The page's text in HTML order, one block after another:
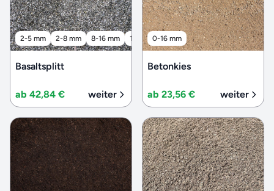
2-5 mm 2-8 mm 8-16 mm 16-32 mm 32-56 mm
Basaltsplitt
ab 42,84 € weiter
0-16 mm
Betonkies
ab 23,56 € weiter